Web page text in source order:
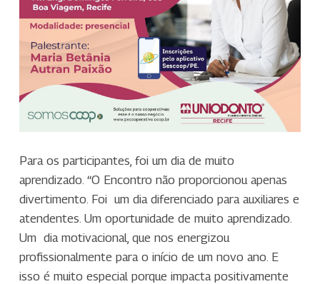
Para os participantes, foi um dia de muito
aprendizado. “O Encontro não proporcionou apenas
divertimento. Foi um dia diferenciado para auxiliares e
atendentes. Um oportunidade de muito aprendizado.
Um dia motivacional, que nos energizou
profissionalmente para o início de um novo ano. E
isso é muito especial porque impacta positivamente